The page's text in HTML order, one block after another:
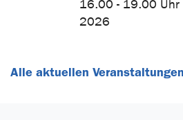
16.00 - 19.00
2026
Alle aktuellen Veranstaltungen